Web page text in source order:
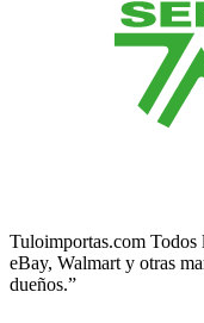
Tuloimportas.com Todos
eBay, Walmart y otras
dueños.”